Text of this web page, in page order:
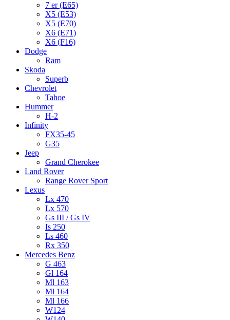
7 er (E65)
X5 (E53)
X5 (E70)
X6 (E71)
X6 (F16)
Dodge
Ram
Skoda
Superb
Chevrolet
Tahoe
Hummer
H-2
Infinity
FX35-45
G35
Jeep
Grand Cherokee
Land Rover
Range Rover Sport
Lexus
Lx 470
Lx 570
Gs III / Gs IV
Is 250
Ls 460
Rx 350
Mercedes Benz
G 463
Gl 164
Ml 163
Ml 164
Ml 166
W124